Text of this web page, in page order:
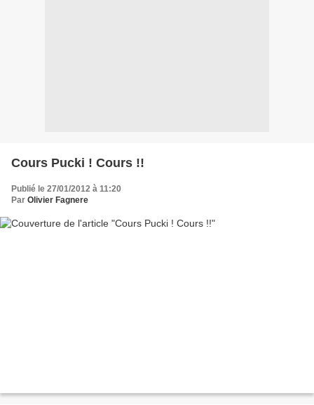
Cours Pucki ! Cours !!
Publié le 27/01/2012 à 11:20
Par Olivier Fagnere